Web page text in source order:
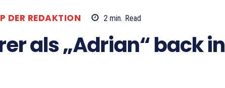
DER REDAKTION 2 min. Read
als „Adrian“ back in